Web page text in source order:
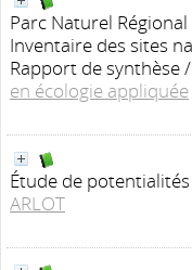
Parc Naturel
Inventaire des sites
Rapport de synthèse/
en écologie appliquée
Étude de
ARLOT